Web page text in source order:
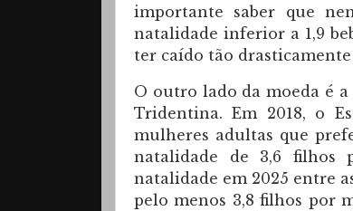
importante saber que
natalidade inferior a 1,9
ter caído tão
O outro lado da moeda é
Tridentina. Em 2018, o
mulheres adultas que
natalidade de 3,6 filhos
natalidade em 2025 entre
pelo menos 3,8 filhos por